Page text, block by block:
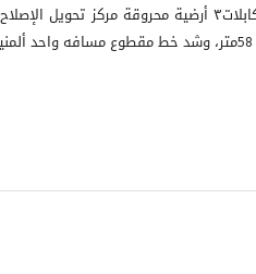
واضافت الصفحة أنه تم وصل كابلات٣ أرضية